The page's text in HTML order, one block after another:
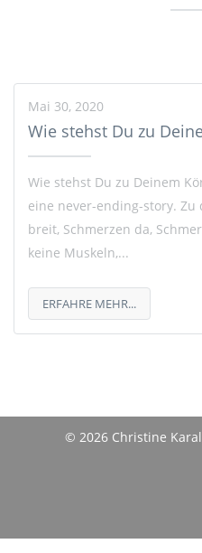
Mai 30, 2020
Wie stehst Du zu
Wie stehst Du zu Deinem
eine never-ending-story. Zu
breit, Schmerzen da,
keine Muskeln,...
ERFAHRE MEHR...
© 2026 Christine